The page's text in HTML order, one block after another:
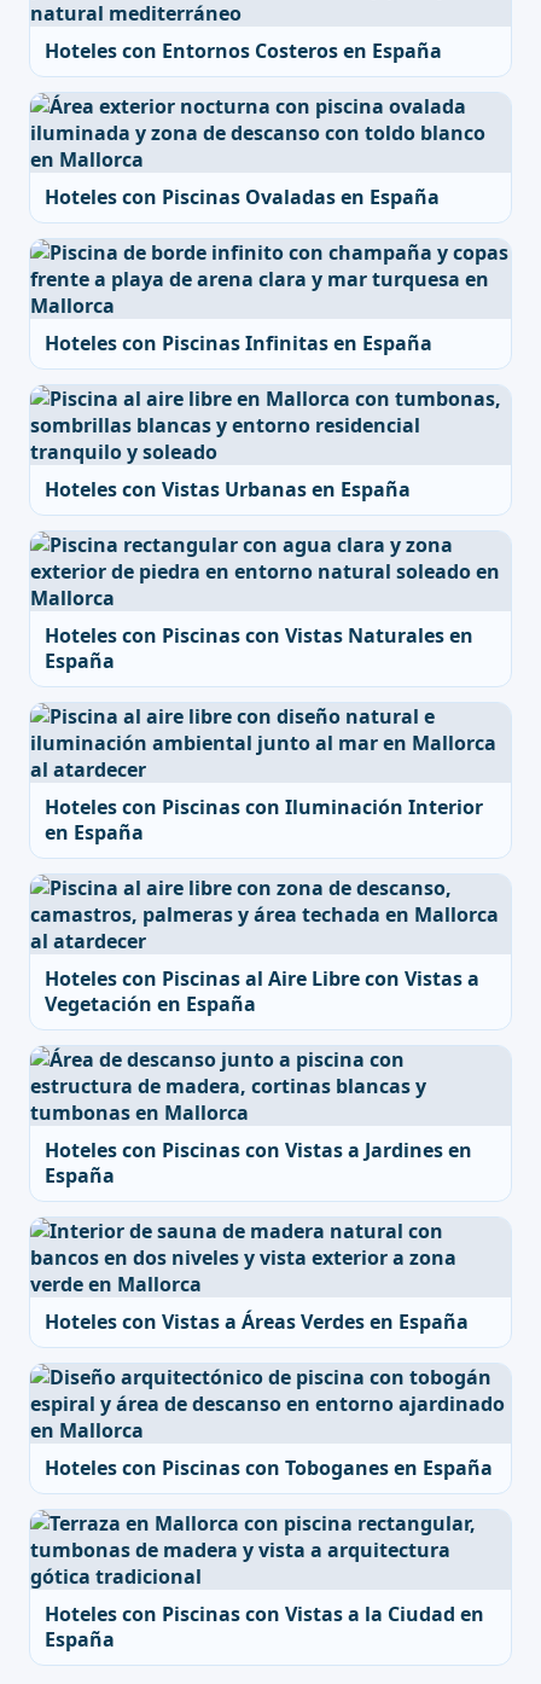
Hoteles con Entornos Costeros en España
Hoteles con Piscinas Ovaladas en España
Hoteles con Piscinas Infinitas en España
Hoteles con Vistas Urbanas en España
Hoteles con Piscinas con Vistas Naturales en
España
Hoteles con Piscinas con Iluminación Interior
en España
Hoteles con Piscinas al Aire Libre con Vistas a
Vegetación en España
Hoteles con Piscinas con Vistas a Jardines en
España
Hoteles con Vistas a Áreas Verdes en España
Hoteles con Piscinas con Toboganes en España
Hoteles con Piscinas con Vistas a la Ciudad en
España